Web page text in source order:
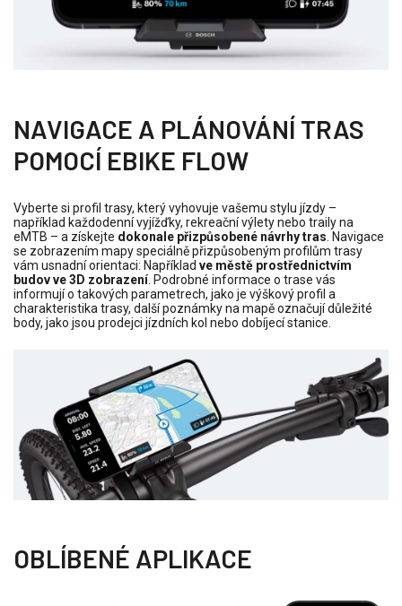
NAVIGACE A PLÁNOVÁNÍ TRAS
POMOCÍ EBIKE FLOW
Vyberte si profil trasy, který vyhovuje vašemu stylu jízdy –
například každodenní vyjížďky, rekreační výlety nebo traily na
eMTB – a získejte dokonale přizpůsobené návrhy tras. Navigace
se zobrazením mapy speciálně přizpůsobeným profilům trasy
vám usnadní orientaci: Například ve městě prostřednictvím
budov ve 3D zobrazení. Podrobné informace o trase vás
informují o takových parametrech, jako je výškový profil a
charakteristika trasy, další poznámky na mapě označují důležité
body, jako jsou prodejci jízdních kol nebo dobíjecí stanice.
OBLÍBENÉ APLIKACE